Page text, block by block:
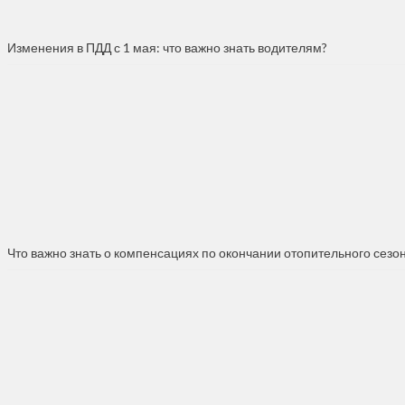
Изменения в ПДД с 1 мая: что важно знать водителям?
Что важно знать о компенсациях по окончании отопительного